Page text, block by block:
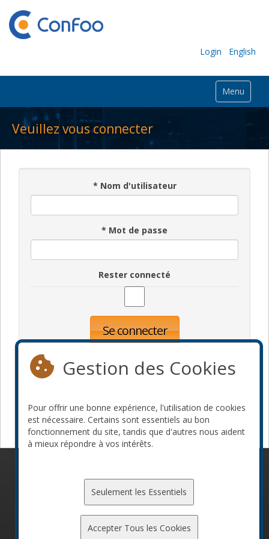
Login English
Menu
Veuillez vous connecter
* Nom d'utilisateur
* Mot de passe
Rester connecté
Se connecter
Devenir commanditaire
Gestion des Cookies
Pour offrir une bonne expérience, l'utilisation de cookies
est nécessaire. Certains sont essentiels au bon
fonctionnement du site, tandis que d'autres nous aident
à mieux répondre à vos intérêts.
Seulement les Essentiels
Accepter Tous les Cookies